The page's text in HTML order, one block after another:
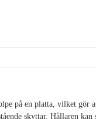
på en platta, vilket gör
skyttar. Hållaren